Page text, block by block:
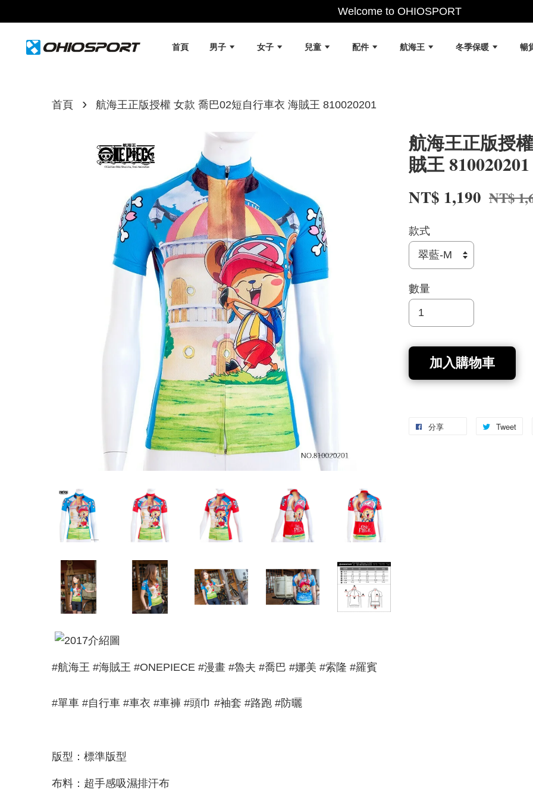
Welcome to OHIOSPORT
首頁 男子 女子 兒童 配件 航海王 冬季保暖 暢
首頁 › 航海王正版授權 女款 喬巴02短自行車衣 海賊王 810020201
航海王正版授
賊王 810020201
NT$ 1,190 NT$
款式
數量
加入購物車
分享 Tweet
#航海王 #海賊王 #ONEPIECE #漫畫 #魯夫 #喬巴 #娜美 #索隆 #羅賓
#單車 #自行車 #車衣 #車褲 #頭巾 #袖套 #路跑 #防曬
版型：標準版型
布料：超手感吸濕排汗布